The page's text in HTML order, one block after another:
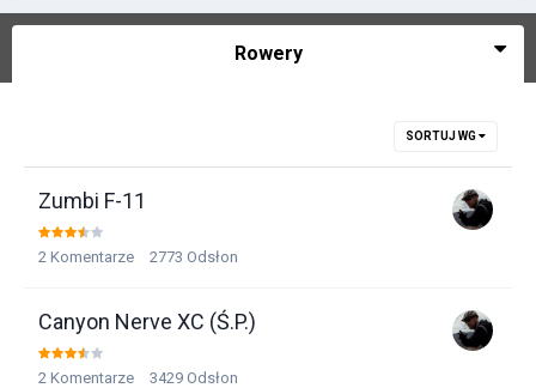
Rowery
SORTUJ WG
Zumbi F-11
2 Komentarze 2773 Odsłon
Canyon Nerve XC (Ś.P.)
2 Komentarze 3429 Odsłon